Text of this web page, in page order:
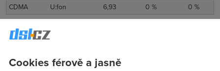
CDMA
U:fon 6,93 0 % 0 %
Pevné sítě
sami, kolik jste naměřili.
Cookies férově a jasně